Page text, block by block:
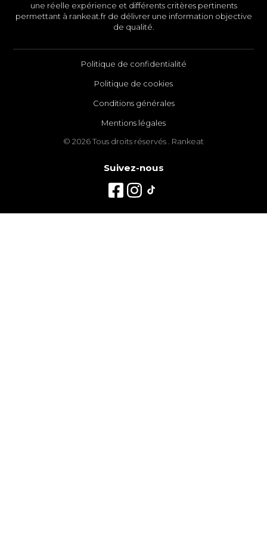
une réelle expérience et différents critères pertinents
permettant à rankeat.fr de délivrer une information objective
de qualité.
Politique de confidentialité
Politique de cookies
Conditions générales
Mentions légales
© 2026 Tous droits réservés . Rankeat
Suivez-nous